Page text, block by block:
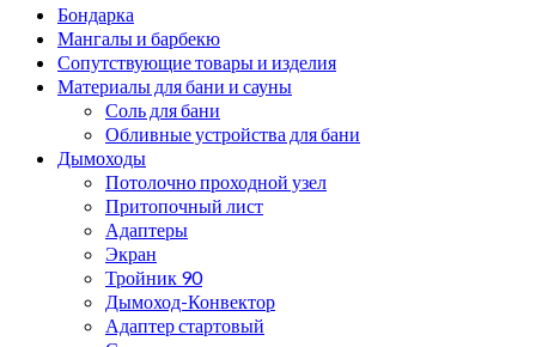
Бондарка
Мангалы и барбекю
Сопутствующие товары и изделия
Материалы для бани и сауны
Соль для бани
Обливные устройства для бани
Дымоходы
Потолочно проходной узел
Притопочный лист
Адаптеры
Экран
Тройник 90
Дымоход-Конвектор
Адаптер стартовый